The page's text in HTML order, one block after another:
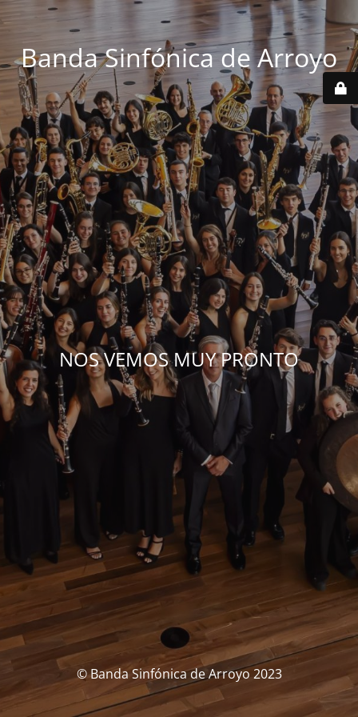
Banda Sinfónica de Arroyo
NOS VEMOS MUY PRONTO
© Banda Sinfónica de Arroyo 2023